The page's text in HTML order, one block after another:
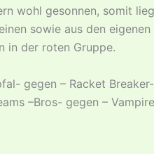
wohl gesonnen, somit
sowie aus den
in der roten Gruppe.
gegen – Racket
–Bros- gegen –